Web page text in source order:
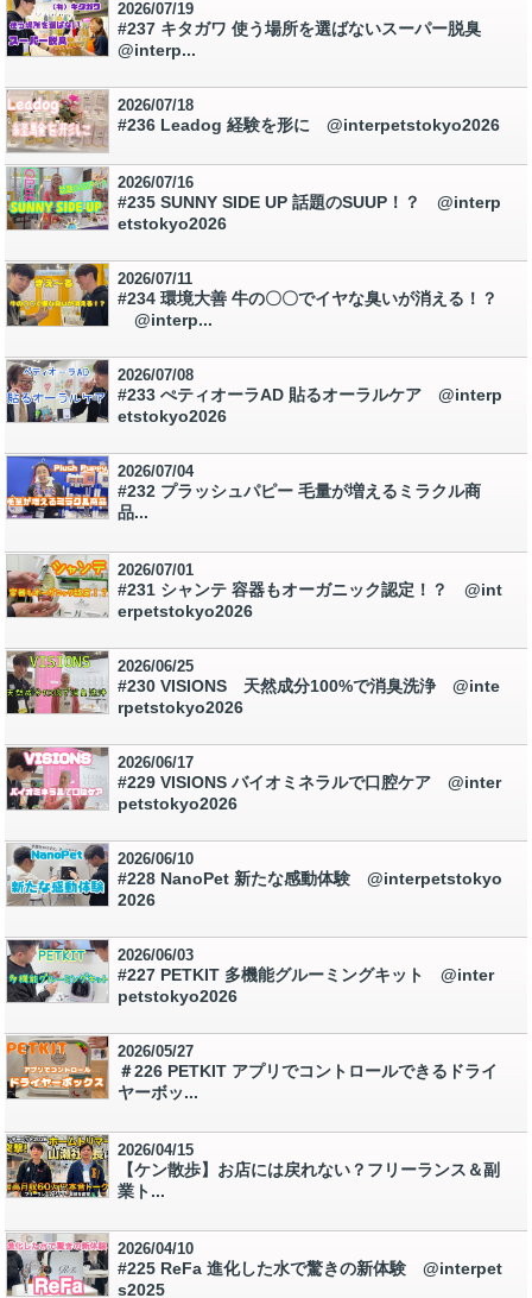
2026/07/19
#237 キタガワ 使う場所を選ばないスーパー脱臭
@interp...
2026/07/18
#236 Leadog 経験を形に @interpetstokyo2026
2026/07/16
#235 SUNNY SIDE UP 話題のSUUP！？ @interp
etstokyo2026
2026/07/11
#234 環境大善 牛の〇〇でイヤな臭いが消える！？
@interp...
2026/07/08
#233 ぺティオーラAD 貼るオーラルケア @interp
etstokyo2026
2026/07/04
#232 プラッシュパピー 毛量が増えるミラクル商
品...
2026/07/01
#231 シャンテ 容器もオーガニック認定！？ @int
erpetstokyo2026
2026/06/25
#230 VISIONS 天然成分100%で消臭洗浄 @inte
rpetstokyo2026
2026/06/17
#229 VISIONS バイオミネラルで口腔ケア @inter
petstokyo2026
2026/06/10
#228 NanoPet 新たな感動体験 @interpetstokyo
2026
2026/06/03
#227 PETKIT 多機能グルーミングキット @inter
petstokyo2026
2026/05/27
＃226 PETKIT アプリでコントロールできるドライ
ヤーボッ...
2026/04/15
【ケン散歩】お店には戻れない？フリーランス＆副
業ト...
2026/04/10
#225 ReFa 進化した水で驚きの新体験 @interpet
s2025